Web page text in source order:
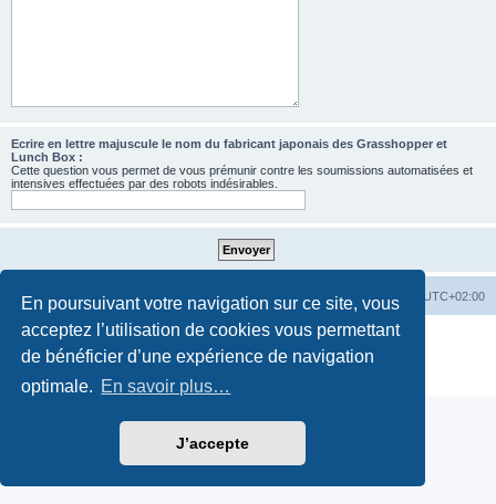
En poursuivant votre navigation sur ce site, vous
acceptez l’utilisation de cookies vous permettant
de bénéficier d’une expérience de navigation
optimale. En savoir plus…
J’accepte
Ecrire en lettre majuscule le nom du fabricant japonais des Grasshopper et
Lunch Box :
Cette question vous permet de vous prémunir contre les soumissions automatisées et
intensives effectuées par des robots indésirables.
Accueil Accueil RC-Vintage Fuseau horaire sur UTC+02:00
Développé parphpBB® Forum Software © phpBB Limited
Traduction française officielle©Qiaeru